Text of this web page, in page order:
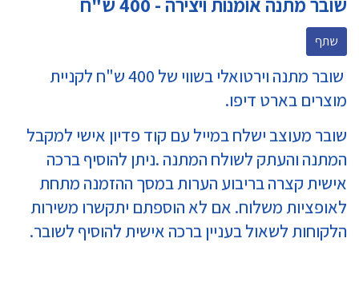
שתף
שובר מתנה וירטואלי בשווי של 400 ש"ח לקניית
מוצרים בארט דיפו.
שובר מעוצב ישלח במייל עם קוד פדיון אישי למקבל
המתנה והעתק לשולח המתנה .ניתן להוסיף ברכה
אישית קצרה בריבוע הערות במסך ההזמנה מתחת
לאופציות משלוח. אם לא הוספתם יתקשרו משירות
הלקוחות לשאול בעניין ברכה אישית להוסיף לשובר.